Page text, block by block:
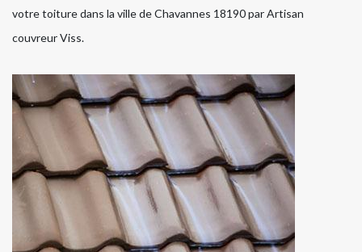
votre toiture dans la ville de Chavannes 18190 par Artisan
couvreur Viss.